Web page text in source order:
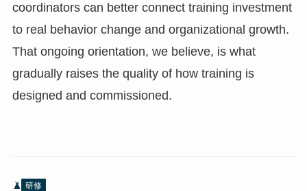
coordinators can better connect training investment
to real behavior change and organizational growth.
That ongoing orientation, we believe, is what
gradually raises the quality of how training is
designed and commissioned.
研修